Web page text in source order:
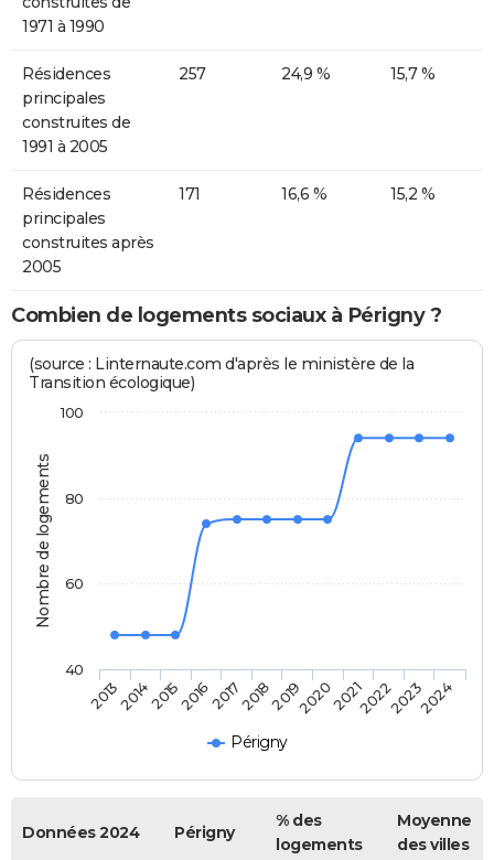
1971 à 1990
Résidences
principales
construites de
1991 à 2005
257 24,9 % 15,7 %
Résidences
principales
construites après
2005
171 16,6 % 15,2 %
Combien de logements sociaux à Périgny ?
Nombre de logements
(source : Linternaute.com d'après le ministère de la
Transition écologique)
Périgny
201320142015201620172018201920202021202220232024
40
60
80
100
Données 2024 Périgny
% des
logements
Moyenne
des villes